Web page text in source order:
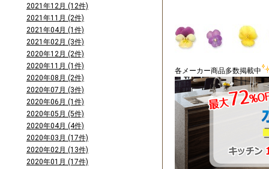
各メーカー商品多数掲載中
2021年12月 (12件)
2021年11月 (2件)
2021年04月 (1件)
2021年02月 (3件)
2020年12月 (2件)
2020年11月 (1件)
2020年08月 (2件)
2020年07月 (3件)
2020年06月 (1件)
2020年05月 (5件)
2020年04月 (4件)
2020年03月 (17件)
2020年02月 (13件)
2020年01月 (17件)